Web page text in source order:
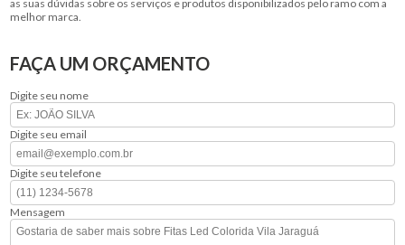
as suas dúvidas sobre os serviços e produtos disponibilizados pelo ramo com a
melhor marca.
FAÇA UM ORÇAMENTO
Digite seu nome
Digite seu email
Digite seu telefone
Mensagem